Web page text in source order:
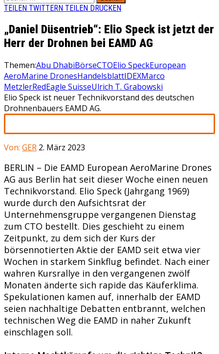
nach:
TEILEN TWITTERN TEILEN DRUCKEN
„Daniel Düsentrieb“: Elio Speck ist jetzt der
Herr der Drohnen bei EAMD AG
Themen:Abu DhabiBörseCTOElio SpeckEuropean
AeroMarine DronesHandelsblattIDEXMarco
MetzlerRedEagle SuisseUlrich T. Grabowski
Elio Speck ist neuer Technikvorstand des deutschen
Drohnenbauers EAMD AG.
Von: GER 2. März 2023
BERLIN – Die EAMD European AeroMarine Drones
AG aus Berlin hat seit dieser Woche einen neuen
Technikvorstand. Elio Speck (Jahrgang 1969)
wurde durch den Aufsichtsrat der
Unternehmensgruppe vergangenen Dienstag
zum CTO bestellt. Dies geschieht zu einem
Zeitpunkt, zu dem sich der Kurs der
börsennotierten Aktie der EAMD seit etwa vier
Wochen in starkem Sinkflug befindet. Nach einer
wahren Kursrallye in den vergangenen zwölf
Monaten änderte sich rapide das Käuferklima.
Spekulationen kamen auf, innerhalb der EAMD
seien nachhaltige Debatten entbrannt, welchen
technischen Weg die EAMD in naher Zukunft
einschlagen soll.